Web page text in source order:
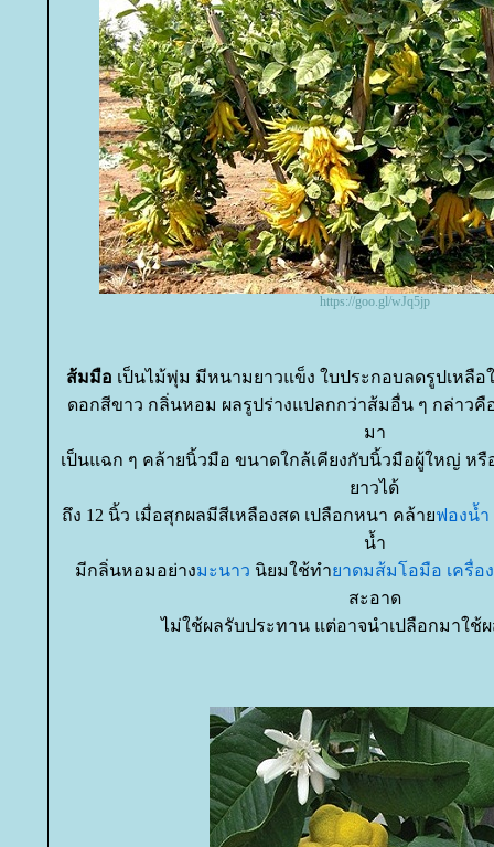
https://goo.gl/wJq5jp
ส้มมือ เป็นไม้พุ่ม มีหนามยาวแข็ง ใบประกอบลดรูปเหลื
ดอกสีขาว กลิ่นหอม ผลรูปร่างแปลกกว่าส้มอื่น ๆ กล่าวคื
มา
เป็นแฉก ๆ คล้ายนิ้วมือ ขนาดใกล้เคียงกับนิ้วมือผู้ใหญ่ ห
าวได้
ถึง 12 นิ้ว เมื่อสุกผลมีสีเหลืองสด เปลือกหนา คล้าฟองน้ำ
น้ำ
มีกลิ่นหอมอย่างมะนาว นิยมใช้ทำาดมส้มโอมือ เครื่อ
สะอาด
ไม่ใช้ผลรับประทาน แต่อาจนำเปลือกมาใช้